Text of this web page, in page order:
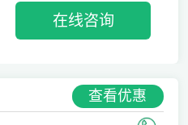
在线咨询
查看优惠